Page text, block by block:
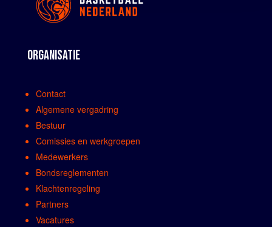
ORGANISATIE
Contact
Algemene vergadring
Bestuur
Comissies en werkgroepen
Medewerkers
Bondsreglementen
Klachtenregeling
Partners
Vacatures